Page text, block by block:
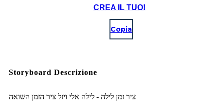
CREA IL TUO!
Copia
Storyboard Descrizione
ציר זמן לילה - לילה אלי ויזל ציר הזמן השואה